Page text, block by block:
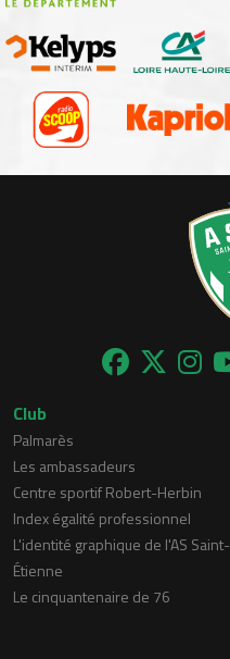
Club
Palmarès
Les ambassadeurs
Centre sportif Robert-Herbin
Index égalité professionnel
L'identité graphique de l'AS Saint-
Étienne
Le cinquantenaire de 76